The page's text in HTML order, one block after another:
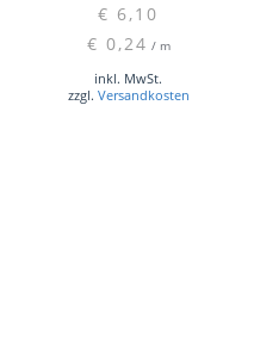
€ 6,10
€ 0,24 / m
inkl. MwSt.
zzgl. Versandkosten